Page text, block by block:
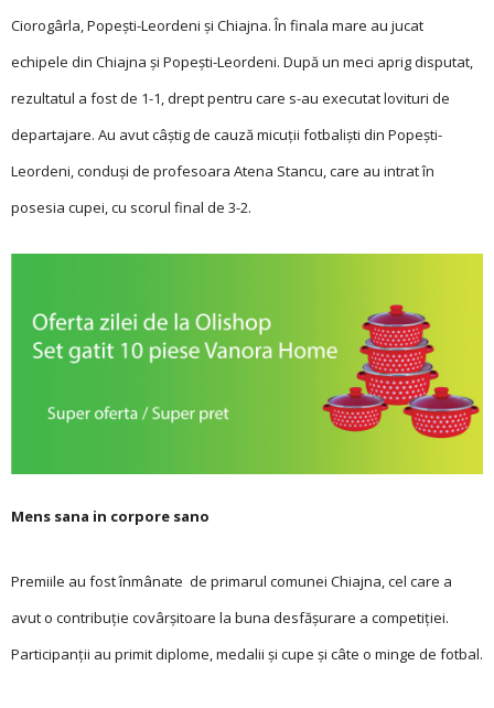
Ciorogârla, Popești-Leordeni și Chiajna. În finala mare au jucat
echipele din Chiajna și Popești-Leordeni. După un meci aprig disputat,
rezultatul a fost de 1-1, drept pentru care s-au executat lovituri de
departajare. Au avut câștig de cauză micuții fotbaliști din Popești-
Leordeni, conduși de profesoara Atena Stancu, care au intrat în
posesia cupei, cu scorul final de 3-2.
Mens sana in corpore sano
Premiile au fost înmânate de primarul comunei Chiajna, cel care a
avut o contribuție covârșitoare la buna desfășurare a competiției.
Participanții au primit diplome, medalii și cupe și câte o minge de fotbal.